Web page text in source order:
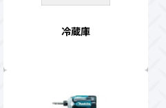
冷蔵庫